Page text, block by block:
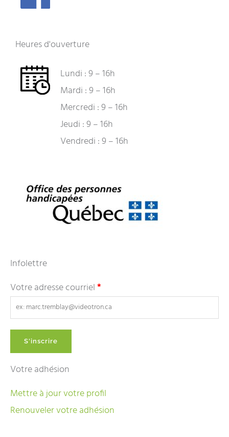
Heures d'ouverture
Lundi : 9 – 16h
Mardi : 9 – 16h
Mercredi : 9 – 16h
Jeudi : 9 – 16h
Vendredi : 9 – 16h
Infolettre
Votre adresse courriel*
Votre adhésion
Mettre à jour votre profil
Renouveler votre adhésion